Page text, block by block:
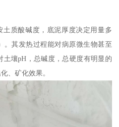
土质酸碱度，底泥厚度决定用量多
。其发热过程能对病原微生物甚至
壤pH，总碱度，总硬度有明显的
、矿化效果。